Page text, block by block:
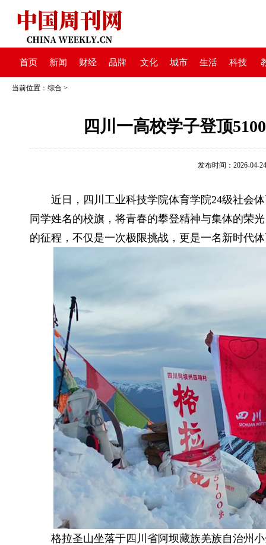
首页 新闻 财经 品牌 文化 城市 生活 科技
当前位置： 综合 >
四川一高校学子登顶
发布时间：2026-04-
近日，四川工业科技学院体育学院24级社会体
同学姓名的校旗，将青春的攀登精神与集体的荣
的征程，不仅是一次极限挑战，更是一名新时代
格拉圣山坐落于四川省阿坝藏族羌族自治州小